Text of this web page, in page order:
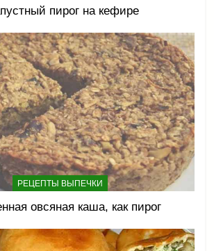
пирог на кефире
РЕЦЕПТЫ ВЫПЕЧКИ
овсяная каша, как пирог